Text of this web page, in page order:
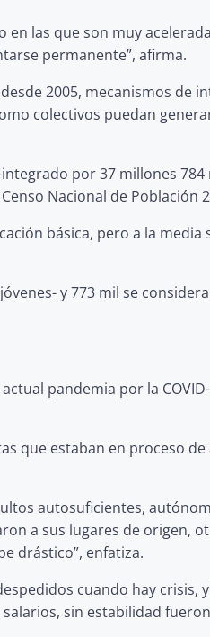
las que son muy
permanente”, afirma.
2005, mecanismos de
colectivos puedan
por 37 millones 784
Nacional de Población
básica, pero a la
y 773 mil se
pandemia por la
que estaban en proceso
autosuficientes,
a sus lugares de origen,
drástico”, enfatiza.
cuando hay
sin estabilidad